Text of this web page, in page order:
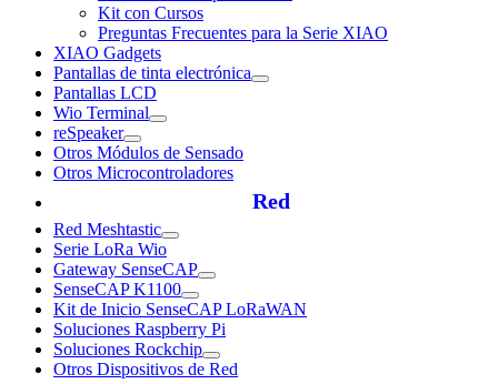
Kit con Cursos
Preguntas Frecuentes para la Serie XIAO
XIAO Gadgets
Pantallas de tinta electrónica
Pantallas LCD
Wio Terminal
reSpeaker
Otros Módulos de Sensado
Otros Microcontroladores
Red
Red Meshtastic
Serie LoRa Wio
Gateway SenseCAP
SenseCAP K1100
Kit de Inicio SenseCAP LoRaWAN
Soluciones Raspberry Pi
Soluciones Rockchip
Otros Dispositivos de Red